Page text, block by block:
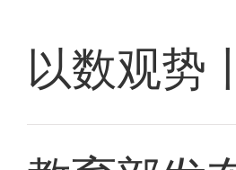
以数观势